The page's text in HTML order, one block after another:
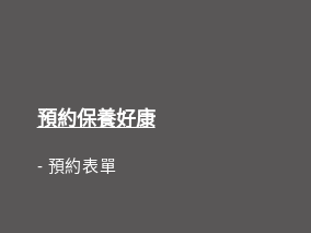
提升燃油效率、
較窄的胎面，
同品牌的輪胎
預約保養好康
- 預約表單